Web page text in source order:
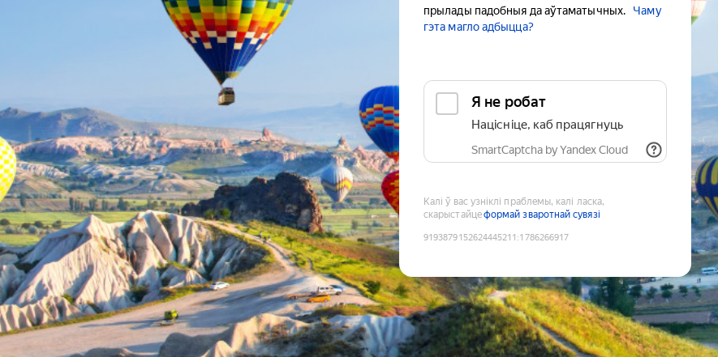
прылады падобныя да аўтаматычных.
Чаму
гэта магло адбыцца?
Я не робат
Націсніце, каб працягнуць
SmartCaptcha by Yandex Cloud
Калі ў вас узніклі праблемы, калі ласка,
скарыстайцеформай зваротнай сувязі
9193879152624445211 :1786266917